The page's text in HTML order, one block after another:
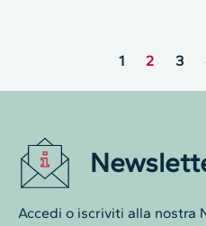
1 2 3
Accedi o iscriviti alla nostra